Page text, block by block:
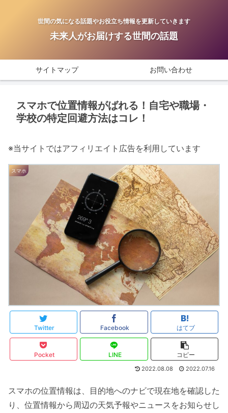
世間の気になる話題やお役立ち情報を更新していきます
未来人がお届けする世間の話題
サイトマップ お問い合わせ
スマホで位置情報がばれる！自宅や職場・
学校の特定回避方法はコレ！
※当サイトではアフィリエイト広告を利用しています
スマホ
Twitter Facebook はてブ
Pocket LINE コピー
2022.08.08 2022.07.16
スマホの位置情報は、目的地へのナビで現在地を確認した
り、位置情報から周辺の天気予報やニュースをお知らせし